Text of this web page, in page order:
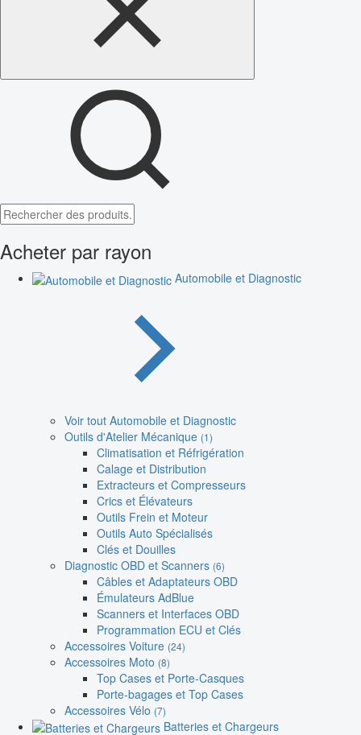
Acheter par rayon
Automobile et Diagnostic
Voir tout Automobile et Diagnostic
Outils d'Atelier Mécanique (1)
Climatisation et Réfrigération
Calage et Distribution
Extracteurs et Compresseurs
Crics et Élévateurs
Outils Frein et Moteur
Outils Auto Spécialisés
Clés et Douilles
Diagnostic OBD et Scanners (6)
Câbles et Adaptateurs OBD
Émulateurs AdBlue
Scanners et Interfaces OBD
Programmation ECU et Clés
Accessoires Voiture (24)
Accessoires Moto (8)
Top Cases et Porte-Casques
Porte-bagages et Top Cases
Accessoires Vélo (7)
Batteries et Chargeurs